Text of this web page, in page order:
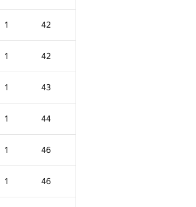
1 42
1 42
1 43
1 44
1 46
1 46